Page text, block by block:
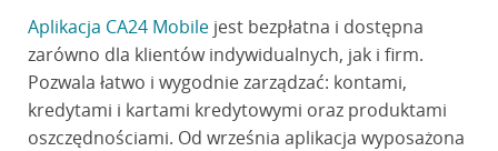
Aplikacja CA24 Mobilejest bezpłatna i dostępna
zarówno dla klientów indywidualnych, jak i firm.
Pozwala łatwo i wygodnie zarządzać: kontami,
kredytami i kartami kredytowymi oraz produktami
oszczędnościami. Od września aplikacja wyposażona